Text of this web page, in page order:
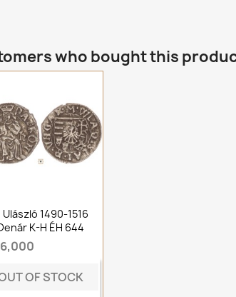
who bought this
Ulászló 1490-1516
K-H ÉH 644
OF STOCK